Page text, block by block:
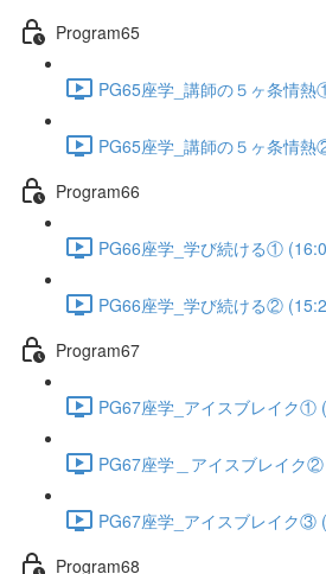
Program65
PG65座学_講師の５ヶ条情
PG65座学_講師の５ヶ条情
Program66
PG66座学_学び続ける①
PG66座学_学び続ける②
Program67
PG67座学_アイスブレイク①
PG67座学＿アイスブレイク
PG67座学_アイスブレイク③
Program68